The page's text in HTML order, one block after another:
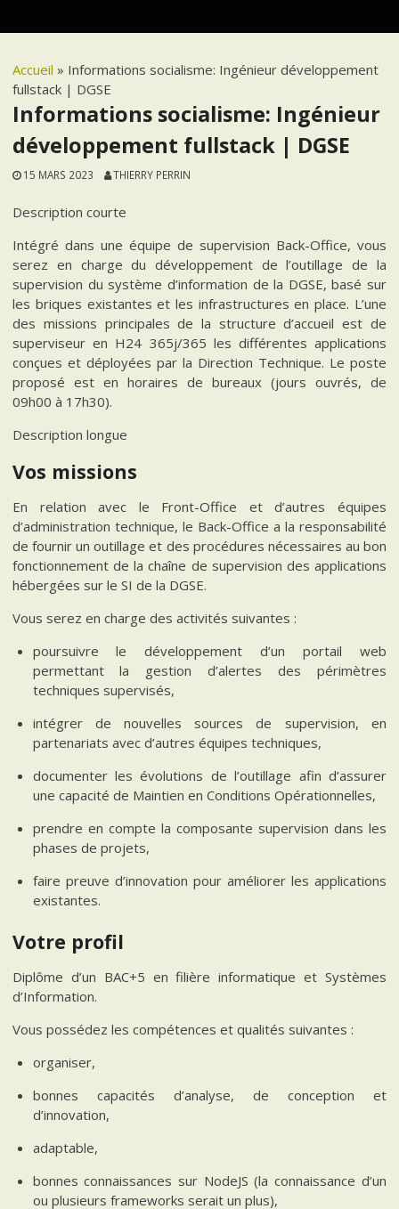
Accueil » Informations socialisme: Ingénieur développement
fullstack | DGSE
Informations socialisme: Ingénieur
développement fullstack | DGSE
15 MARS 2023 THIERRY PERRIN
Description courte
Intégré dans une équipe de supervision Back-Office, vous
serez en charge du développement de l’outillage de la
supervision du système d’information de la DGSE, basé sur
les briques existantes et les infrastructures en place. L’une
des missions principales de la structure d’accueil est de
superviseur en H24 365j/365 les différentes applications
conçues et déployées par la Direction Technique. Le poste
proposé est en horaires de bureaux (jours ouvrés, de
09h00 à 17h30).
Description longue
Vos missions
En relation avec le Front-Office et d’autres équipes
d’administration technique, le Back-Office a la responsabilité
de fournir un outillage et des procédures nécessaires au bon
fonctionnement de la chaîne de supervision des applications
hébergées sur le SI de la DGSE.
Vous serez en charge des activités suivantes :
poursuivre le développement d’un portail web
permettant la gestion d’alertes des périmètres
techniques supervisés,
intégrer de nouvelles sources de supervision, en
partenariats avec d’autres équipes techniques,
documenter les évolutions de l’outillage afin d’assurer
une capacité de Maintien en Conditions Opérationnelles,
prendre en compte la composante supervision dans les
phases de projets,
faire preuve d’innovation pour améliorer les applications
existantes.
Votre profil
Diplôme d’un BAC+5 en filière informatique et Systèmes
d’Information.
Vous possédez les compétences et qualités suivantes :
organiser,
bonnes capacités d’analyse, de conception et
d’innovation,
adaptable,
bonnes connaissances sur NodeJS (la connaissance d’un
ou plusieurs frameworks serait un plus),